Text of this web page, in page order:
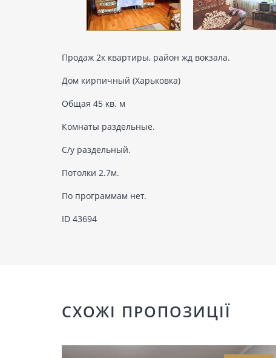
Продаж 2к квартиры, район жд вокзала.
Дом кирпичный (Харьковка)
Общая 45 кв. м
Комнаты раздельные.
С/у раздельный.
Потолки 2.7м.
По программам нет.
ID 43694
СХОЖІ ПРОПОЗИЦІЇ